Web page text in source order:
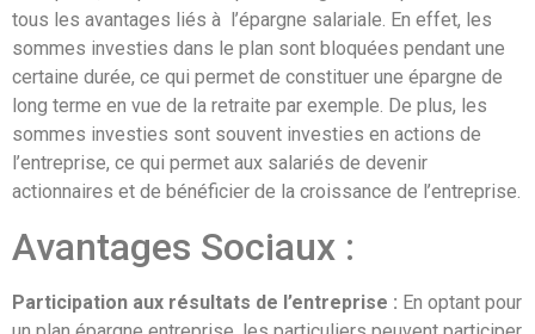
tous les avantages liés à l’épargne salariale. En effet, les
sommes investies dans le plan sont bloquées pendant une
certaine durée, ce qui permet de constituer une épargne de
long terme en vue de la retraite par exemple. De plus, les
sommes investies sont souvent investies en actions de
l’entreprise, ce qui permet aux salariés de devenir
actionnaires et de bénéficier de la croissance de l’entreprise.
Avantages Sociaux :
Participation aux résultats de l’entreprise : En optant pour